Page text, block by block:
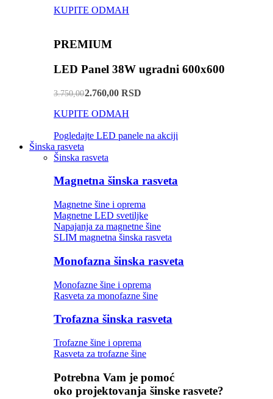
KUPITE ODMAH
PREMIUM
LED Panel 38W ugradni 600x600
3.750,002.760,00 RSD
KUPITE ODMAH
Pogledajte LED panele na akciji
Šinska rasveta
Šinska rasveta
Magnetna šinska rasveta
Magnetne šine i oprema
Magnetne LED svetiljke
Napajanja za magnetne šine
SLIM magnetna šinska rasveta
Monofazna šinska rasveta
Monofazne šine i oprema
Rasveta za monofazne šine
Trofazna šinska rasveta
Trofazne šine i oprema
Rasveta za trofazne šine
Potrebna Vam je pomoć
oko projektovanja šinske rasvete?